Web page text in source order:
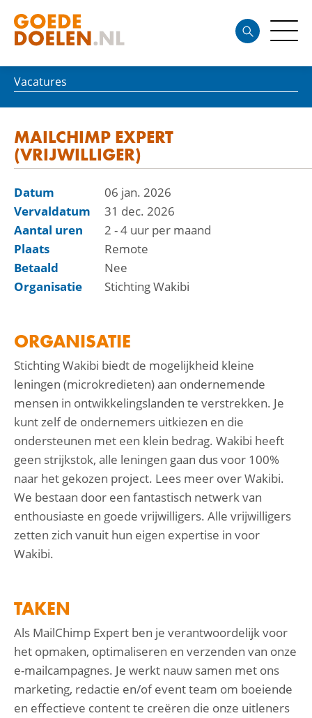
Vacatures
MAILCHIMP EXPERT
(VRIJWILLIGER)
Datum
06 jan. 2026
Vervaldatum
31 dec. 2026
Aantal uren
2 - 4 uur per maand
Plaats
Remote
Betaald
Nee
Organisatie
Stichting Wakibi
ORGANISATIE
Stichting Wakibi biedt de mogelijkheid kleine
leningen (microkredieten) aan ondernemende
mensen in ontwikkelingslanden te verstrekken. Je
kunt zelf de ondernemers uitkiezen en die
ondersteunen met een klein bedrag. Wakibi heeft
geen strijkstok, alle leningen gaan dus voor 100%
naar het gekozen project. Lees meer over Wakibi.
We bestaan door een fantastisch netwerk van
enthousiaste en goede vrijwilligers. Alle vrijwilligers
zetten zich vanuit hun eigen expertise in voor
Wakibi.
TAKEN
Als MailChimp Expert ben je verantwoordelijk voor
het opmaken, optimaliseren en verzenden van onze
e-mailcampagnes. Je werkt nauw samen met ons
marketing, redactie en/of event team om boeiende
en effectieve content te creëren die onze uitleners